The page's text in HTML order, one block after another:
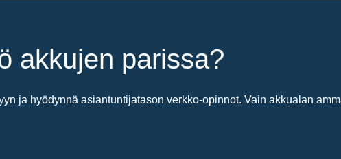
akkujen parissa?
ja hyödynnä asiantuntijatason verkko-opinnot. Vain akkualan